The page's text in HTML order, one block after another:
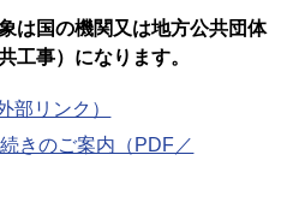
は国の機関又は地方公共団体
工事）になります。
部リンク）
きのご案内（PDF／